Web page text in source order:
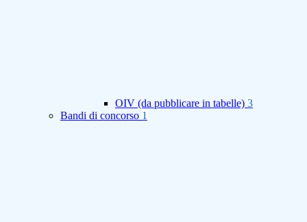
OIV (da pubblicare in tabelle) 3
Bandi di concorso 1